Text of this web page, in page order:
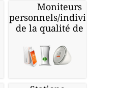
Moniteurs
personnels/individuels
de la qualité de l'air